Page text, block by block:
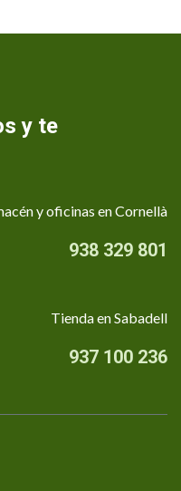
y te
y oficinas en Cornellà
938 329 801
Tienda en Sabadell
937 100 236